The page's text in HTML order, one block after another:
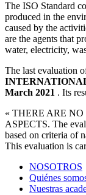
The ISO Standard
produced in the
caused by the
are the agents that
water, electricity,
The last evaluation
March 2021 . Its
« THERE ARE
ASPECTS. The
based on criteria of
This evaluation is
NOSOTROS
Quiénes
Nuestras